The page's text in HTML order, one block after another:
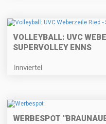
VOLLEYBALL: UVC
SUPERVOLLEY ENNS
Innviertel
WERBESPOT